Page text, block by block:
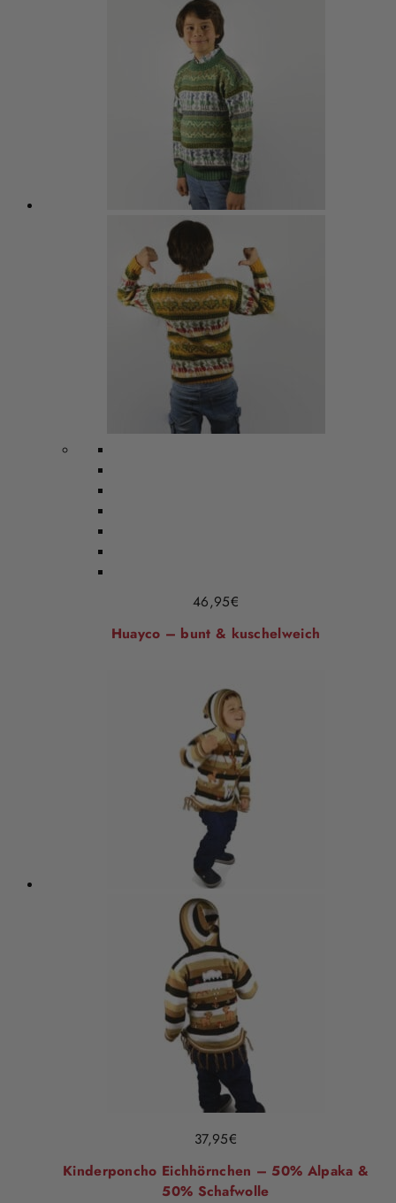
46,95€
Huayco – bunt & kuschelweich
37,95€
Kinderponcho Eichhörnchen – 50% Alpaka &
50% Schafwolle